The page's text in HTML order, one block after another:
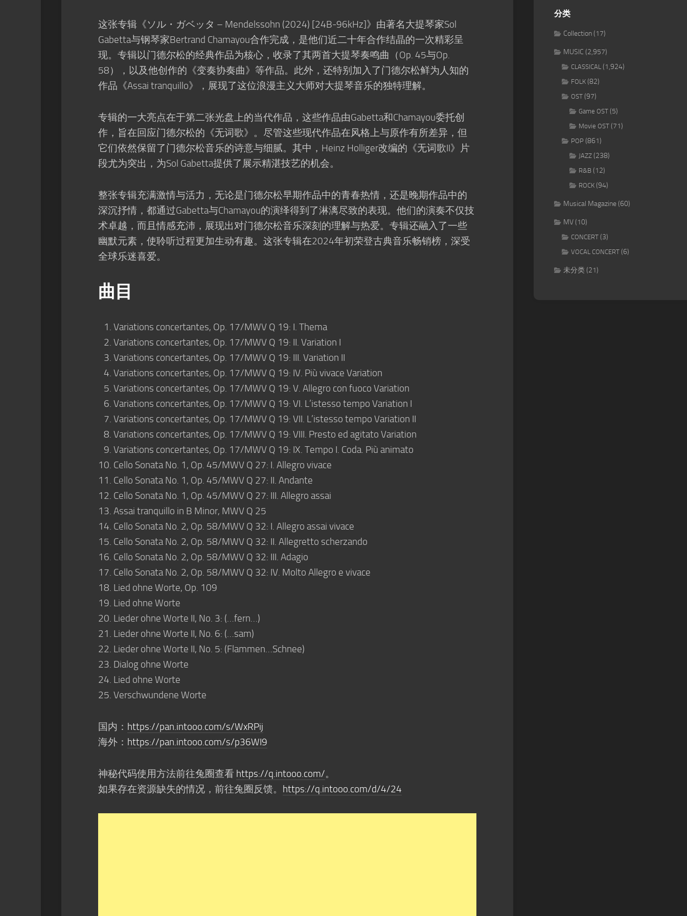
这张专辑《ソル・ガベッタ – Mendelssohn (2024) [24B-96kHz]》由著名大提琴家Sol
Gabetta与钢琴家Bertrand Chamayou合作完成，是他们近二十年合作结晶的一次精彩呈
现。专辑以门德尔松的经典作品为核心，收录了其两首大提琴奏鸣曲（Op. 45与Op.
58），以及他创作的《变奏协奏曲》等作品。此外，还特别加入了门德尔松鲜为人知的
作品《Assai tranquillo》，展现了这位浪漫主义大师对大提琴音乐的独特理解。
专辑的一大亮点在于第二张光盘上的当代作品，这些作品由Gabetta和Chamayou委托创
作，旨在回应门德尔松的《无词歌》。尽管这些现代作品在风格上与原作有所差异，但
它们依然保留了门德尔松音乐的诗意与细腻。其中，Heinz Holliger改编的《无词歌II》片
段尤为突出，为Sol Gabetta提供了展示精湛技艺的机会。
整张专辑充满激情与活力，无论是门德尔松早期作品中的青春热情，还是晚期作品中的
深沉抒情，都通过Gabetta与Chamayou的演绎得到了淋漓尽致的表现。他们的演奏不仅技
术卓越，而且情感充沛，展现出对门德尔松音乐深刻的理解与热爱。专辑还融入了一些
幽默元素，使聆听过程更加生动有趣。这张专辑在2024年初荣登古典音乐畅销榜，深受
全球乐迷喜爱。
曲目
Variations concertantes, Op. 17/MWV Q 19: I. Thema
Variations concertantes, Op. 17/MWV Q 19: II. Variation I
Variations concertantes, Op. 17/MWV Q 19: III. Variation II
Variations concertantes, Op. 17/MWV Q 19: IV. Più vivace Variation
Variations concertantes, Op. 17/MWV Q 19: V. Allegro con fuoco Variation
Variations concertantes, Op. 17/MWV Q 19: VI. L’istesso tempo Variation I
Variations concertantes, Op. 17/MWV Q 19: VII. L’istesso tempo Variation II
Variations concertantes, Op. 17/MWV Q 19: VIII. Presto ed agitato Variation
Variations concertantes, Op. 17/MWV Q 19: IX. Tempo I. Coda. Più animato
Cello Sonata No. 1, Op. 45/MWV Q 27: I. Allegro vivace
Cello Sonata No. 1, Op. 45/MWV Q 27: II. Andante
Cello Sonata No. 1, Op. 45/MWV Q 27: III. Allegro assai
Assai tranquillo in B Minor, MWV Q 25
Cello Sonata No. 2, Op. 58/MWV Q 32: I. Allegro assai vivace
Cello Sonata No. 2, Op. 58/MWV Q 32: II. Allegretto scherzando
Cello Sonata No. 2, Op. 58/MWV Q 32: III. Adagio
Cello Sonata No. 2, Op. 58/MWV Q 32: IV. Molto Allegro e vivace
Lied ohne Worte, Op. 109
Lied ohne Worte
Lieder ohne Worte II, No. 3: (…fern…)
Lieder ohne Worte II, No. 6: (…sam)
Lieder ohne Worte II, No. 5: (Flammen…Schnee)
Dialog ohne Worte
Lied ohne Worte
Verschwundene Worte
国内： https://pan.intooo.com/s/WxRPij
海外： https://pan.intooo.com/s/p36WI9
神秘代码使用方法前往兔圈查看 https://q.intooo.com/。
如果存在资源缺失的情况，前往兔圈反馈。 https://q.intooo.com/d/4/24
分类
Collection(17)
MUSIC (2,957)
CLASSICAL (1,924)
FOLK (82)
OST (97)
Game OST (5)
Movie OST (71)
POP (861)
JAZZ (238)
R&B (12)
ROCK (94)
Musical Magazine(60)
MV(10)
CONCERT (3)
VOCAL CONCERT (6)
未分类(21)